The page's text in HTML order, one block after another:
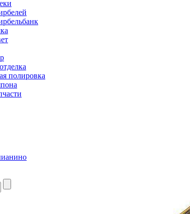
полировка